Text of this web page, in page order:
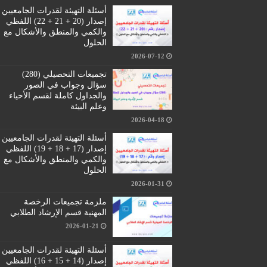
أسئلة التهيئة لقدرات الجامعيين
إصدار (20 + 21 + 22) اللفظي
والكمي والمنطق والأشكال مع
الحلول
2026-07-12
تجميعات التحصيلي (280)
سؤال وجواب في الصور
والجداول كاملة لقسم الأحياء
وعلم البيئة
2026-04-18
أسئلة التهيئة لقدرات الجامعيين
إصدار (17 + 18 + 19) اللفظي
والكمي والمنطق والأشكال مع
الحلول
2026-01-31
ملزمة تجميعات الرخصة
المهنية قسم الإرشاد الطلابي
2026-01-21
أسئلة التهيئة لقدرات الجامعيين
إصدار (14 + 15 + 16) اللفظي